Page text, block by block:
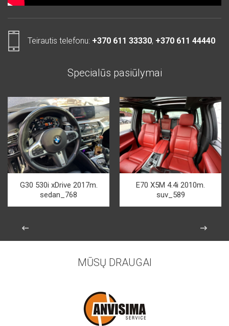
Teirautis telefonu: +370 611 33330, +370 611 44440
Specialūs pasiūlymai
G30 530i xDrive 2017m.
sedan_768
E70 X5M 4.4i 2010m.
suv_589
MŪSŲ DRAUGAI